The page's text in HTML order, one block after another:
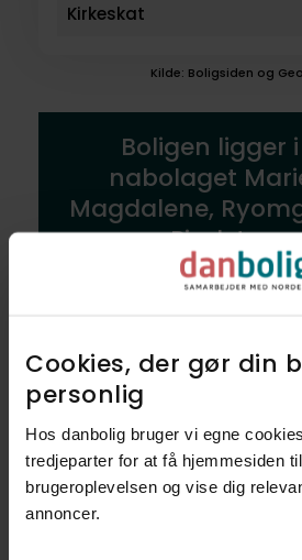
Cookies, der gør din
personlig​
Hos danbolig bruger vi egne
tredjeparter for at få hjemmesiden
brugeroplevelsen og vise dig
annoncer.​
Kirkeskat
Kilde: Boligsiden og
Boligen ligger i
nabolaget
Magdalene,
og Pindstrup
Vil du lære området endnu
Udforsk nabolag
Det kendetegner Marie
Magdalene, Ryomgård og
Pindstrup